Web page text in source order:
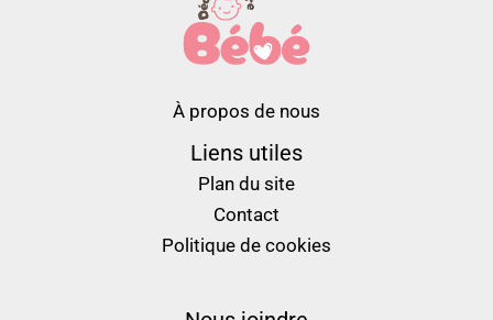
À propos de nous
Liens utiles
Plan du site
Contact
Politique de cookies